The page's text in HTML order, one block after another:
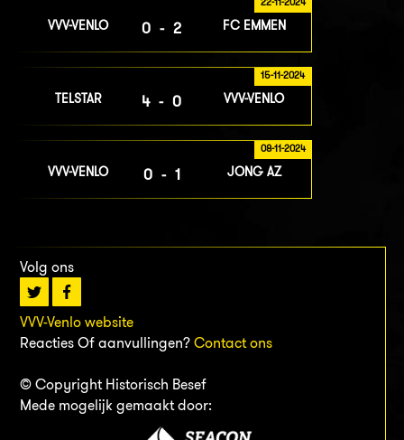
VVV-VENLO 0-2 FC EMMEN
15-11-2024
TELSTAR 4-0 VVV-VENLO
08-11-2024
VVV-VENLO 0-1 JONG AZ
Volg ons
VVV-Venlo website
Reacties Of aanvullingen? Contact ons
© Copyright Historisch Besef
Mede mogelijk gemaakt door: